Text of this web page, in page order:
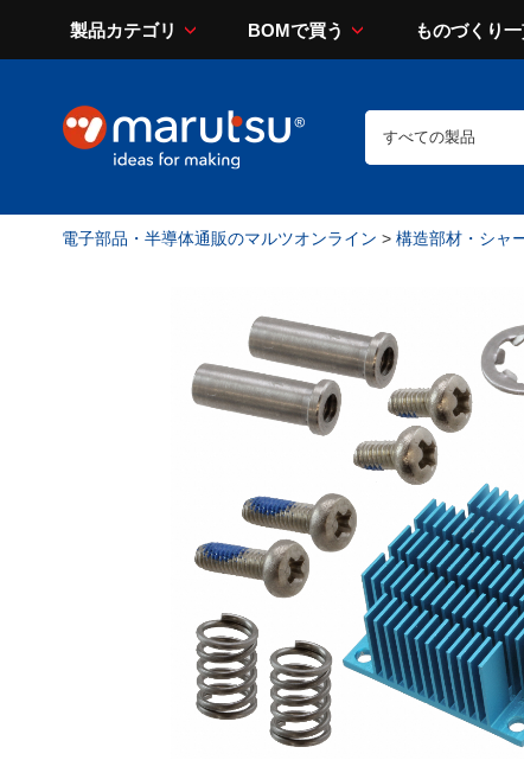
製品カテゴリ BOMで買う ものづくり
電子部品・半導体通販のマルツオンライン > 構造部材・シャ